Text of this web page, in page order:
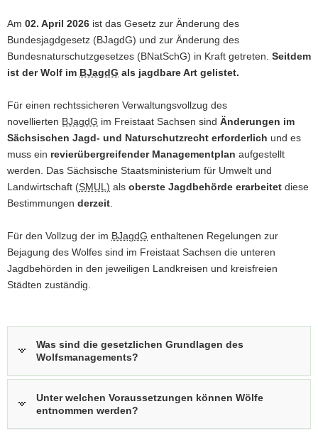
n
Am 02. April 2026 ist das Gesetz zur Änderung des
Bundesjagdgesetz (BJagdG) und zur Änderung des
Bundesnaturschutzgesetzes (BNatSchG) in Kraft getreten. Seitdem
ist der Wolf im BJagdG als jagdbare Art gelistet.
Für einen rechtssicheren Verwaltungsvollzug des
novellierten BJagdG im Freistaat Sachsen sind Änderungen im
Sächsischen Jagd- und Naturschutzrecht erforderlich und es
muss ein revierübergreifender Managementplan aufgestellt
werden. Das Sächsische Staatsministerium für Umwelt und
Landwirtschaft (SMUL) als oberste Jagdbehörde erarbeitet diese
Bestimmungen derzeit
Für den Vollzug der im BJagdG enthaltenen Regelungen zur
Bejagung des Wolfes sind im Freistaat Sachsen die unteren
Jagdbehörden in den jeweiligen Landkreisen und kreisfreien
Städten zuständig.
Was sind die gesetzlichen Grundlagen des
Wolfsmanagements?
Unter welchen Voraussetzungen können Wölfe
entnommen werden?